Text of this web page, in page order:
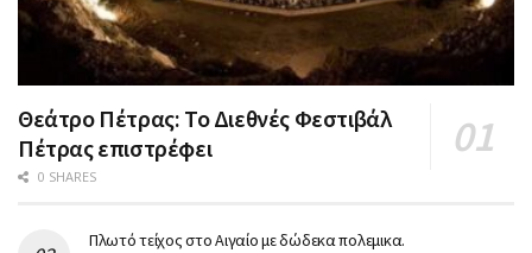
Θεάτρο Πέτρας: Το Διεθνές Φεστιβάλ
Πέτρας επιστρέφει
0 SHARES
Πλωτό τείχος στο Αιγαίο με δώδεκα πολεμικα.